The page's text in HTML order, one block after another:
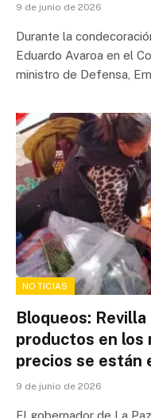
9 de junio de 2026
Durante la
Eduardo Avaroa en el
ministro de Defensa,
NOTICIAS
Bloqueos:
productos en los
precios se están
9 de junio de 2026
El gobernador de La